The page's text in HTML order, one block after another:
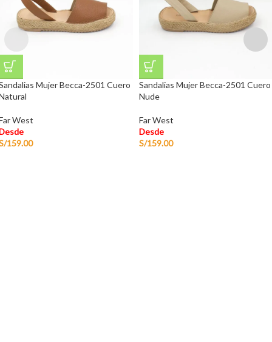
Mujer Becca-2501 Cuero
West
159.00
Sandalias Mujer Becca-2501 Cuero
Nude
Far West
Desde
S/159.00